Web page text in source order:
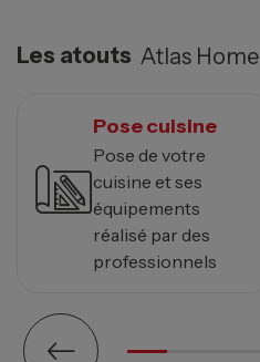
Les atouts Atlas Home
Pose cuisine
Pose de votre
cuisine et ses
équipements
réalisé par des
professionnels